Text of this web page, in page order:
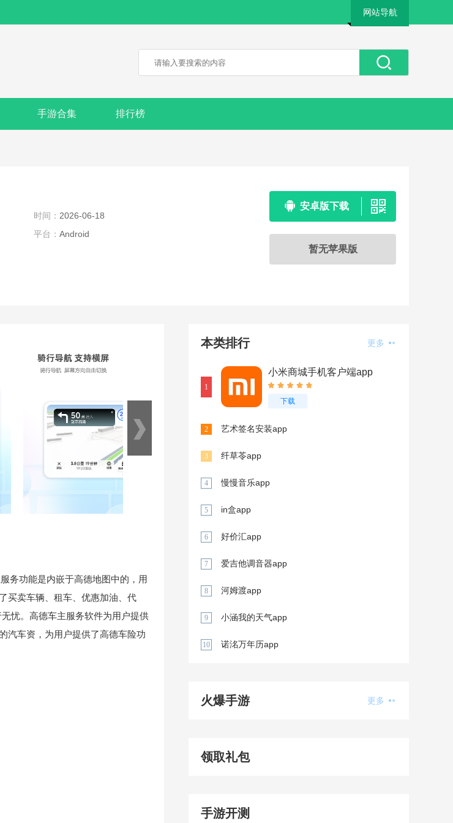
网站导航
手游合集 排行榜
时间： 2026-06-18
平台： Android
安卓版下载
暂无苹果版
务功能是内嵌于高德地图中的，用
买卖车辆、租车、优惠加油、代
忧。高德车主服务软件为用户提供
汽车资，为用户提供了高德车险功
本类排行 更多
1
小米商城手机客户端app
下载
2 艺术签名安装app
3 纤草苓app
4 慢慢音乐app
5 in盒app
6 好价汇app
7 爱吉他调音器app
8 河姆渡app
9 小涵我的天气app
10 诺洺万年历app
火爆手游 更多
领取礼包
手游开测